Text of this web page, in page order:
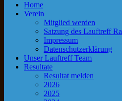
Home
Verein
Mitglied werden
Satzung des Lauftreff
Impressum
Datenschutzerklärung
Unser Lauftreff Team
Resultate
Resultat melden
2026
2025